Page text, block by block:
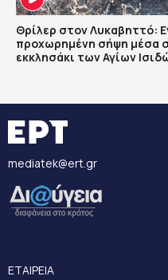
Θρίλερ στον Λυκαβηττό:
προχωρημένη σήψη μέσα
εκκλησάκι των Αγίων
mediatek@ert.gr
ΕΤΑΙΡΕΙΑ